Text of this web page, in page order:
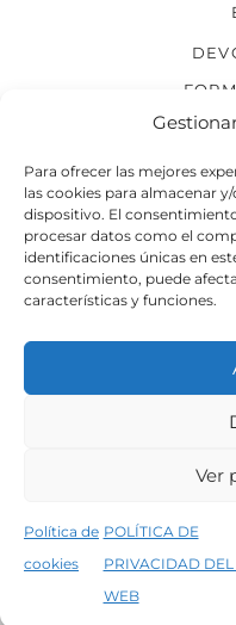
Para ofrecer las mejores
las cookies para almacenar
dispositivo. El
procesar datos como el
identificaciones únicas en
consentimiento, puede
características y funciones.
Ver
Política de
cookies
POLÍTICA DE
PRIVACIDAD DEL
WEB
5% de descuento en tu primera
Política de
©2026